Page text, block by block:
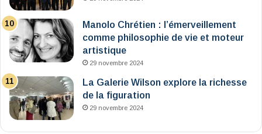
Manolo Chrétien : l’émerveillement
comme philosophie de vie et moteur
artistique
29 novembre 2024
La Galerie Wilson explore la richesse
de la figuration
29 novembre 2024